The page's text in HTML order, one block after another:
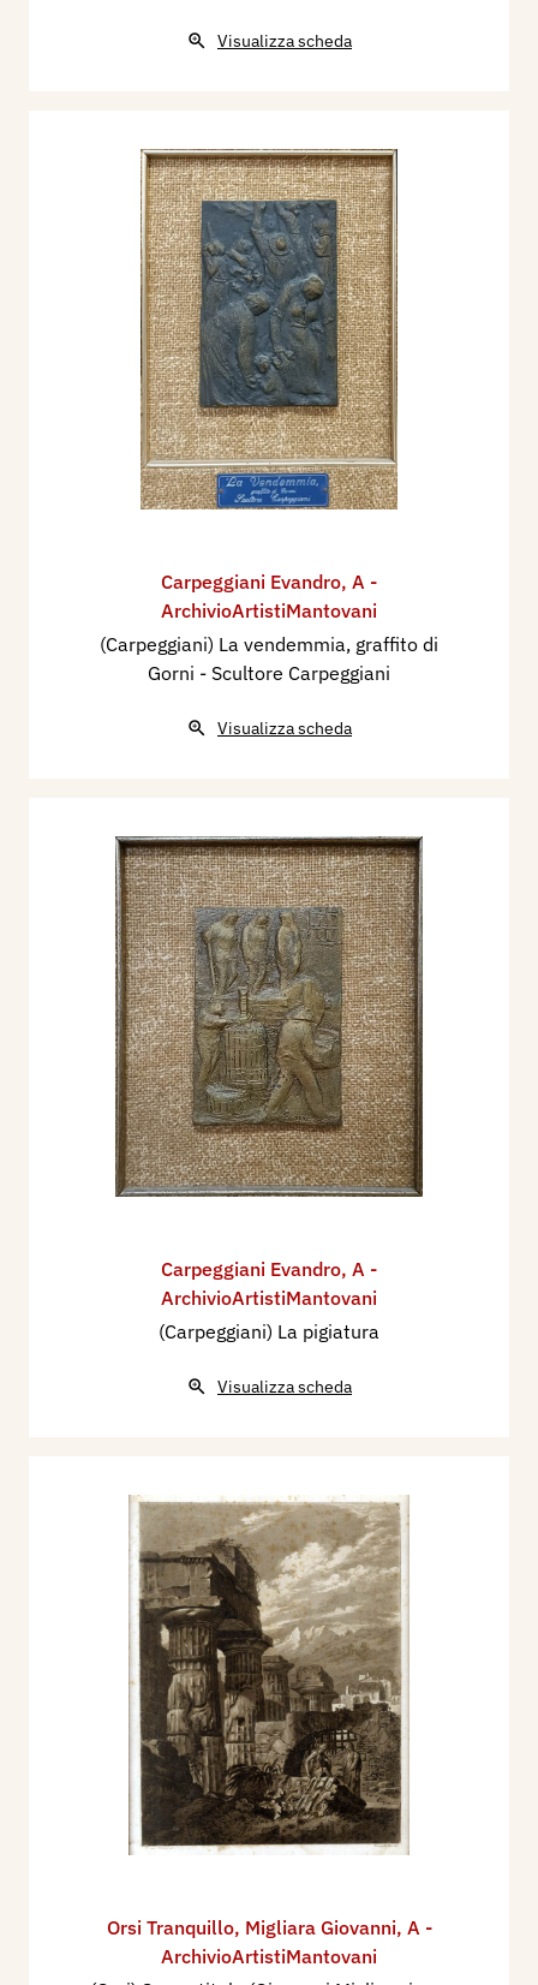
Visualizza scheda
Carpeggiani Evandro, A -
ArchivioArtistiMantovani
(Carpeggiani) La vendemmia, graffito di
Gorni - Scultore Carpeggiani
Visualizza scheda
Carpeggiani Evandro, A -
ArchivioArtistiMantovani
(Carpeggiani) La pigiatura
Visualizza scheda
Orsi Tranquillo, Migliara Giovanni, A -
ArchivioArtistiMantovani